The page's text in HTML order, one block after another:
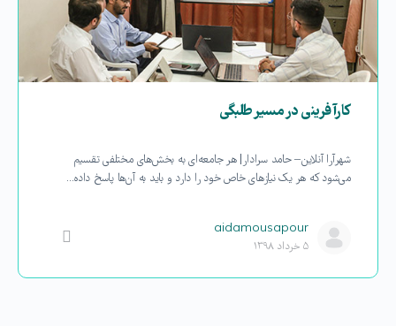
کارآفرینی در مسیر‌ طلبگی
شهرآرا آنلاین – حامد سرادار| هر جامعه‌ای به بخش‌های مختلفی تقسیم
می‌شود که هر یک نیازهای خاص خود را دارد و باید به آن‌ها پاسخ داده…
aidamousapour
۵ خرداد ۱۳۹۸